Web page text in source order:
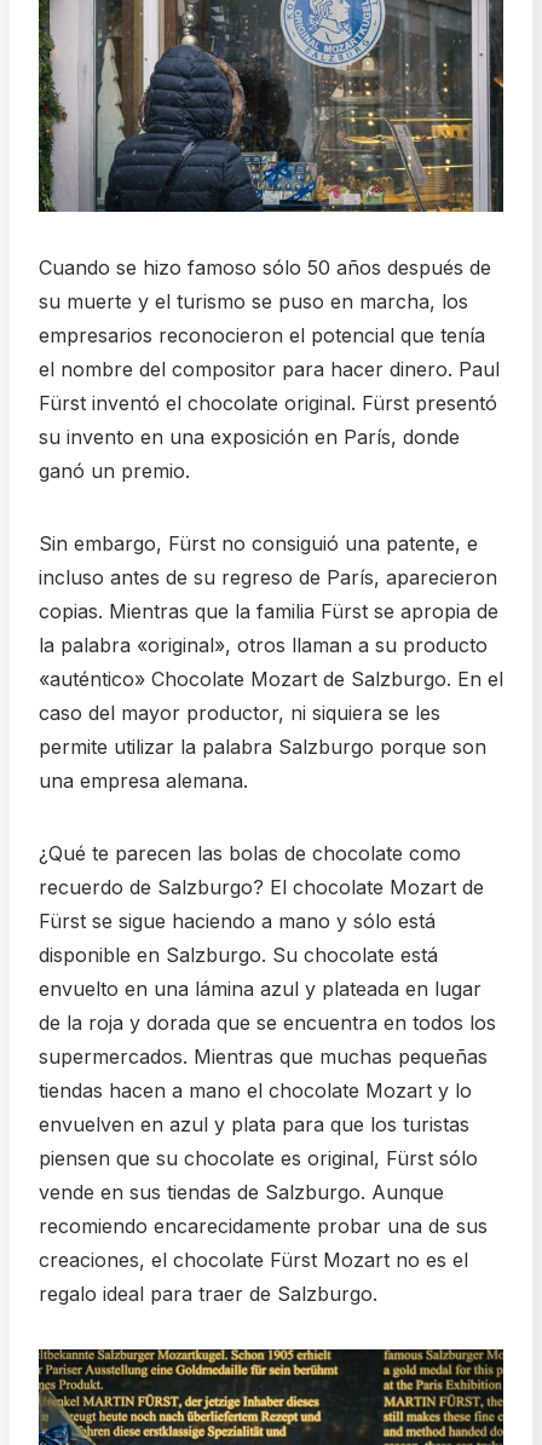
Cuando se hizo famoso sólo 50 años después de
su muerte y el turismo se puso en marcha, los
empresarios reconocieron el potencial que tenía
el nombre del compositor para hacer dinero. Paul
Fürst inventó el chocolate original. Fürst presentó
su invento en una exposición en París, donde
ganó un premio.
Sin embargo, Fürst no consiguió una patente, e
incluso antes de su regreso de París, aparecieron
copias. Mientras que la familia Fürst se apropia de
la palabra «original», otros llaman a su producto
«auténtico» Chocolate Mozart de Salzburgo. En el
caso del mayor productor, ni siquiera se les
permite utilizar la palabra Salzburgo porque son
una empresa alemana.
¿Qué te parecen las bolas de chocolate como
recuerdo de Salzburgo? El chocolate Mozart de
Fürst se sigue haciendo a mano y sólo está
disponible en Salzburgo. Su chocolate está
envuelto en una lámina azul y plateada en lugar
de la roja y dorada que se encuentra en todos los
supermercados. Mientras que muchas pequeñas
tiendas hacen a mano el chocolate Mozart y lo
envuelven en azul y plata para que los turistas
piensen que su chocolate es original, Fürst sólo
vende en sus tiendas de Salzburgo. Aunque
recomiendo encarecidamente probar una de sus
creaciones, el chocolate Fürst Mozart no es el
regalo ideal para traer de Salzburgo.